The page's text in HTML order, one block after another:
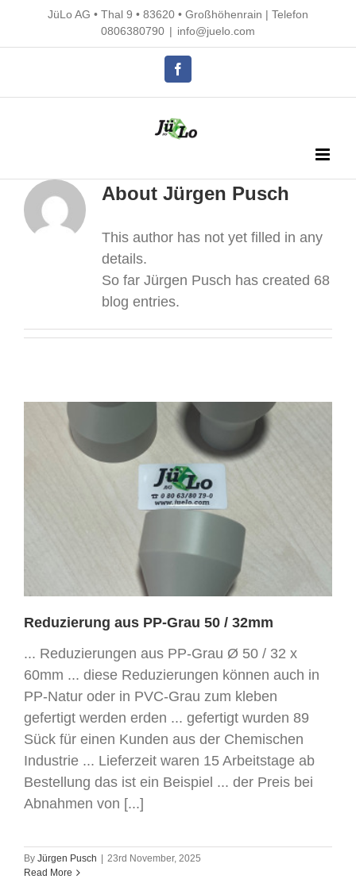
content
JüLo AG • Thal 9 • 83620 • Großhöhenrain | Telefon
0806380790 | info@juelo.com
About Jürgen Pusch
This author has not yet filled in any
details.
So far Jürgen Pusch has created 68
blog entries.
Reduzierung aus PP-Grau 50 / 32mm
... Reduzierungen aus PP-Grau Ø 50 / 32 x
60mm ... diese Reduzierungen können auch in
PP-Natur oder in PVC-Grau zum kleben
gefertigt werden erden ... gefertigt wurden 89
Sück für einen Kunden aus der Chemischen
Industrie ... Lieferzeit waren 15 Arbeitstage ab
Bestellung das ist ein Beispiel ... der Preis bei
Abnahmen von [...]
By Jürgen Pusch
23rd November, 2025
Read More